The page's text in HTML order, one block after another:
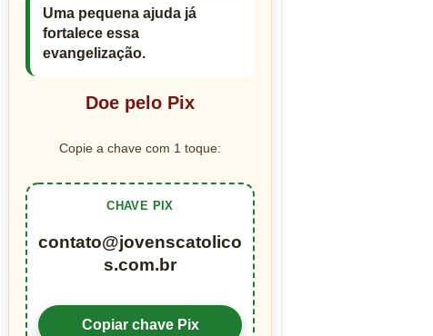
Uma pequena ajuda já
fortalece essa
evangelização.
Doe pelo Pix
Copie a chave com 1 toque:
CHAVE PIX
contato@jovenscatolico
s.com.br
Copiar chave Pix